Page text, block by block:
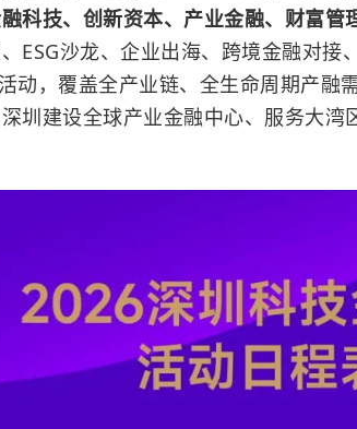
科技、创新资本、产业金融、财富管
ESG沙龙、企业出海、跨境金融对接
动，覆盖全产业链、全生命周期产融
圳建设全球产业金融中心、服务大湾